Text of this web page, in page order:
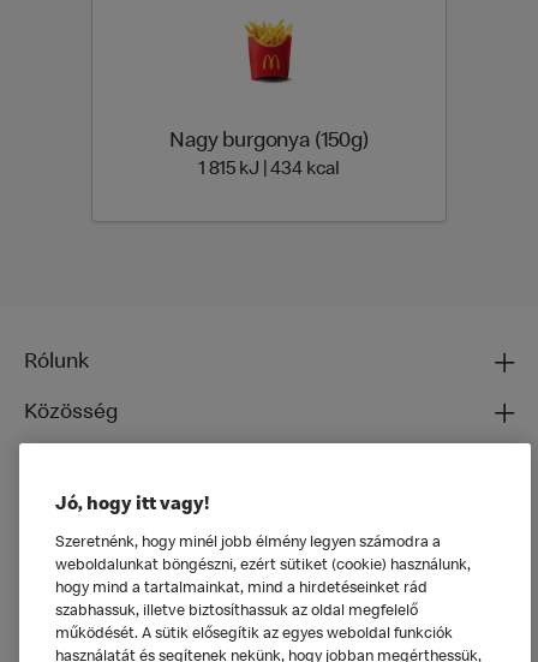
Nagy burgonya (150g)
1 815 kJ | 434 kcal
Rólunk
Közösség
Általános
Jó, hogy itt vagy!
Szeretnénk, hogy minél jobb élmény legyen számodra a
weboldalunkat böngészni, ezért sütiket (cookie) használunk,
hogy mind a tartalmainkat, mind a hirdetéseinket rád
szabhassuk, illetve biztosíthassuk az oldal megfelelő
működését. A sütik elősegítik az egyes weboldal funkciók
használatát és segítenek nekünk, hogy jobban megérthessük,